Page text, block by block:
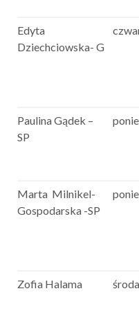
Edyta
Dziechciowska- G
Paulina Gądek –
SP
Marta Milnikel-
Gospodarska -SP
Zofia Halama